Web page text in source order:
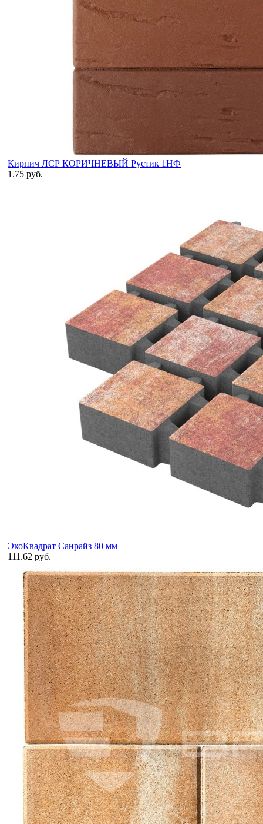
Кирпич ЛСР КОРИЧНЕВЫЙ Рустик 1НФ
1.75 руб.
ЭкоКвадрат Санрайз 80 мм
111.62 руб.